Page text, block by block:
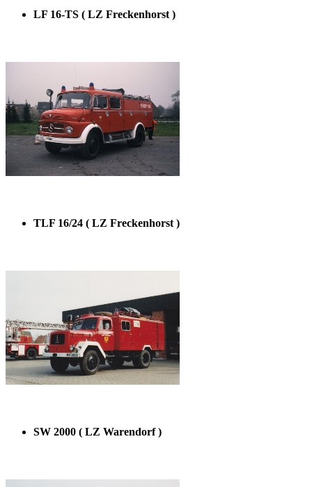
LF 16-TS ( LZ Freckenhorst )
TLF 16/24 ( LZ Freckenhorst )
SW 2000 ( LZ Warendorf )